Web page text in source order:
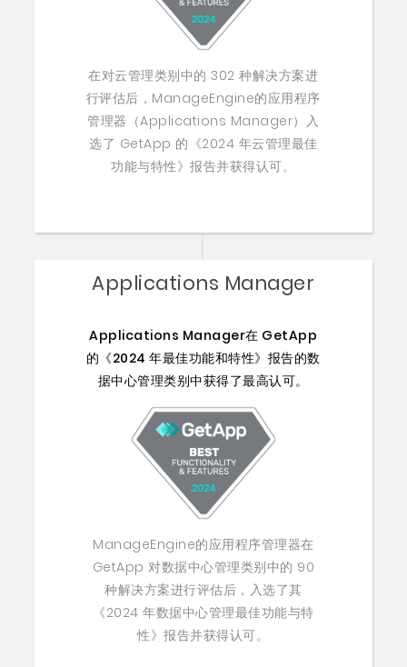
在对云管理类别中的 302 种解决方案进
行评估后，ManageEngine的应用程序
管理器（Applications Manager）入
选了 GetApp 的《2024 年云管理最佳
功能与特性》报告并获得认可。
Applications Manager
Applications Manager在 GetApp
的《2024 年最佳功能和特性》报告的数
据中心管理类别中获得了最高认可。
ManageEngine的应用程序管理器在
GetApp 对数据中心管理类别中的 90
种解决方案进行评估后，入选了其
《2024 年数据中心管理最佳功能与特
性》报告并获得认可。